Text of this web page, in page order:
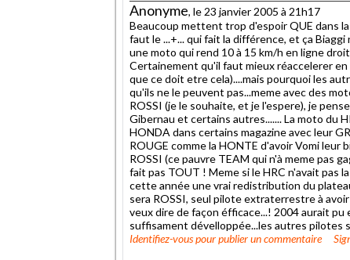
Anonyme, le 23 janvier 2005 à 21h17
Beaucoup mettent trop d'espoir QUE dans
faut le ...+... qui fait la différence, et ça
une moto qui rend 10 à 15 km/h en ligne
Certainement qu'il faut mieux réaccelerer
que ce doit etre cela)....mais pourquoi les
qu'ils ne le peuvent pas...meme avec des
ROSSI (je le souhaite, et je l'espere), je
Gibernau et certains autres....... La moto du
HONDA dans certains magazine avec leur
ROUGE comme la HONTE d'avoir Vomi leur
ROSSI (ce pauvre TEAM qui n'à meme pas
fait pas TOUT ! Meme si le HRC n'avait pas
cette année une vrai redistribution du
sera ROSSI, seul pilote extraterrestre à
veux dire de façon éfficace...! 2004 aurait pu
suffisament dévelloppée...les autres pilotes
Identifiez-vouspour publier un commentaire